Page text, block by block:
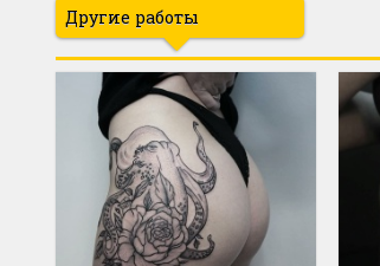
Другие работы